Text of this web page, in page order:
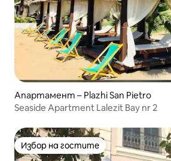
Апартамент – Plazhi San Pietro
Seaside Apartment Lalezit Bay nr 2
Избор на гостите
Избор на гостите